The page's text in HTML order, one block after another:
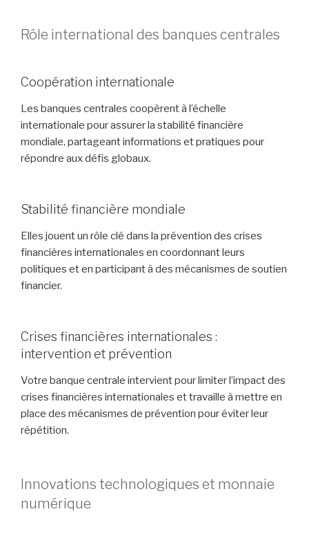
Rôle international des banques centrales
Coopération internationale
Les banques centrales coopèrent à l’échelle
internationale pour assurer la stabilité financière
mondiale, partageant informations et pratiques pour
répondre aux défis globaux.
Stabilité financière mondiale
Elles jouent un rôle clé dans la prévention des crises
financières internationales en coordonnant leurs
politiques et en participant à des mécanismes de soutien
financier.
Crises financières internationales :
intervention et prévention
Votre banque centrale intervient pour limiter l’impact des
crises financières internationales et travaille à mettre en
place des mécanismes de prévention pour éviter leur
répétition.
Innovations technologiques et monnaie
numérique